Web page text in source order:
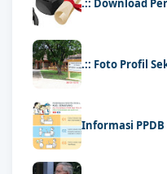
.:: Download
.:: Foto Profil
Informasi PPDB